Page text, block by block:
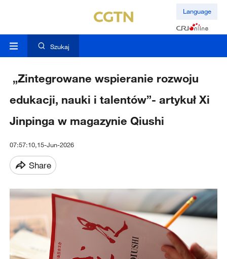
Language
Szukaj
„Zintegrowane wspieranie rozwoju
edukacji, nauki i talentów”- artykuł Xi
Jinpinga w magazynie Qiushi
07:57:10,15-Jun-2026
Share